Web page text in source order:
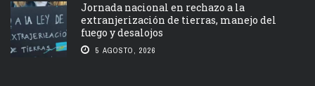
Jornada nacional en rechazo a la
extranjerización de tierras, manejo del
fuego y desalojos
5 AGOSTO, 2026